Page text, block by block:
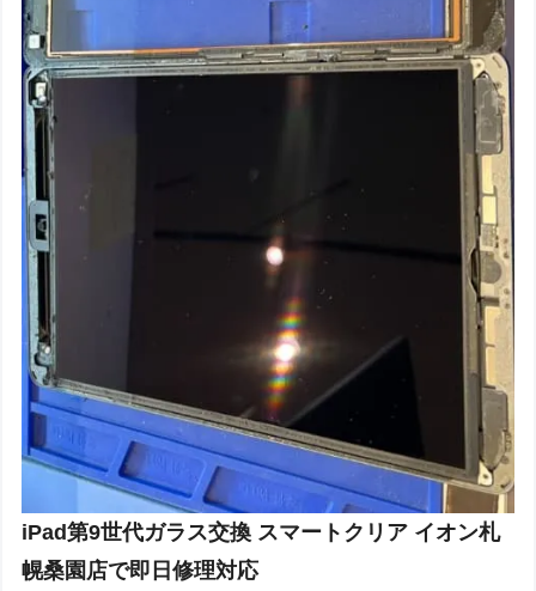
iPad第9世代ガラス交換 スマートクリア イオン札
幌桑園店で即日修理対応